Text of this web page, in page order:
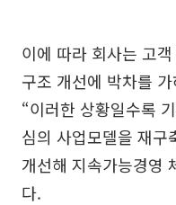
이에 따라 회사는 고
구조 개선에 박차를
“이러한 상황일수록
심의 사업모델을 재구
개선해 지속가능경영
다.